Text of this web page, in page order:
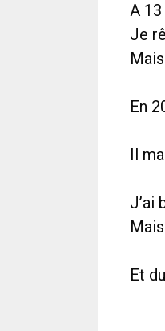
A
Je
En
Il
J’ai
Et